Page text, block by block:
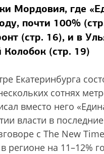
Мордовия, где
почти 100%
(стр. 16), и в
(стр. 19)
Екатеринбурга
сотнях
вместо него
власти в
с The New
регионе на 11–12%